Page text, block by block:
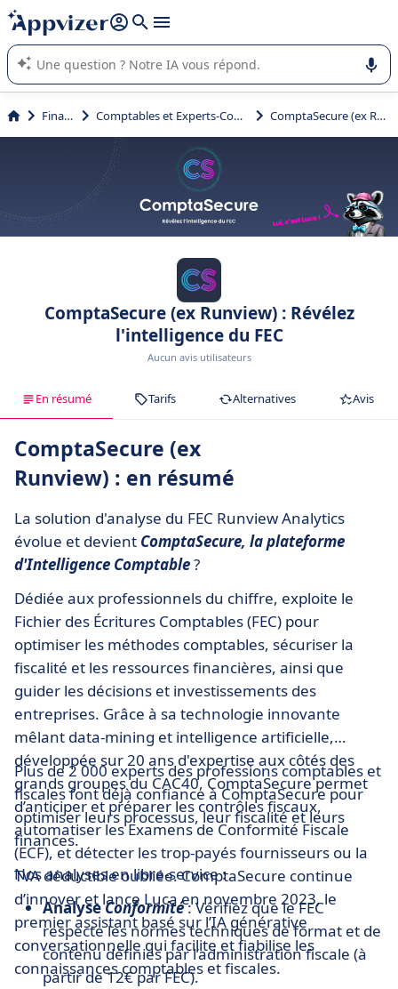
répondre (plusieurs lignes avec
L'IA de Appvizer vous guide dans l'utilisation ou la sélection de
logiciel SaaS en entreprise.
Finance Comptables et Experts-Comptables ComptaSecure (ex Runview)
ComptaSecure (ex Runview) : Révélez
l'intelligence du FEC
Aucun avis utilisateurs
En résumé Tarifs Alternatives Avis
ComptaSecure (ex
Runview) : en résumé
La solution d'analyse du FEC Runview Analytics
évolue et devient ComptaSecure, la plateforme
d'Intelligence Comptable?
Dédiée aux professionnels du chiffre, exploite le
Fichier des Écritures Comptables (FEC) pour
optimiser les méthodes comptables, sécuriser la
fiscalité et les ressources financières, ainsi que
guider les décisions et investissements des
entreprises. Grâce à sa technologie innovante
mêlant data-mining et intelligence artificielle,
développée sur 20 ans d'expertise aux côtés des
grands groupes du CAC40, ComptaSecure permet
d’anticiper et préparer les contrôles fiscaux,
automatiser les Examens de Conformité Fiscale
(ECF), et détecter les trop-payés fournisseurs ou la
TVA déductible oubliée. ComptaSecure continue
d’innover et lance Luca en novembre 2023, le
premier assistant basé sur l’IA générative
conversationnelle qui facilite et fiabilise les
connaissances comptables et fiscales.
Plus de 2 000 experts des professions comptables et
fiscales font déjà confiance à ComptaSecure pour
optimiser leurs processus, leur fiscalité et leurs
finances.
Nos analyses en libre-service :
AnalyseConformité: Vérifiez que le FEC
respecte les normes techniques de format et de
contenu définies par l’administration fiscale (à
partir de 12€ par FEC).